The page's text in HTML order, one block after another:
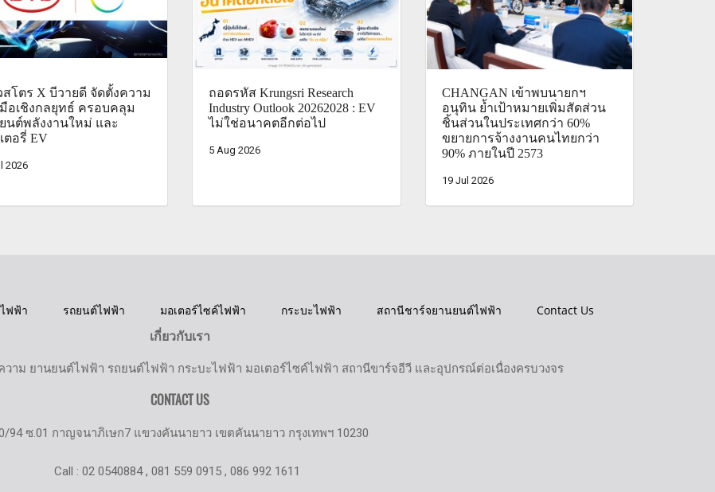
สโตร X บีวายดี จัดตั้งความ
อเชิงกลยุทธ์ ครอบคลุม
นต์พลังงานใหม่ และ
ตอรี่ EV
2026
ถอดรหัส Krungsri Research
Industry Outlook 20262028 : EV
ไม่ใช่อนาคตอีกต่อไป
5 Aug 2026
CHANGAN เข้าพบนายกฯ
อนุทิน ย้ำเป้าหมายเพิ่มสัดส่วน
ชิ้นส่วนในประเทศกว่า 60%
ขยายการจ้างงานคนไทยกว่า
90% ภายในปี 2573
19 Jul 2026
ฟฟ้า รถยนต์ไฟฟ้า มอเตอร์ไซค์ไฟฟ้า กระบะไฟฟ้า สถานีชาร์จยานยนต์ไฟฟ้า
Contact Us
เกี่ยวกับเรา
ความ ยานยนต์ไฟฟ้า รถยนต์ไฟฟ้า กระบะไฟฟ้า มอเตอร์ไซค์ไฟฟ้า สถานีขาร์จอีวี และอุปกรณ์ต่อเนื่องครบวงจร
CONTACT US
94 ซ.01 กาญจนาภิเษก7 แขวงคันนายาว เขตคันนายาว กรุงเทพฯ 10230
Call : 02 0540884 , 081 559 0915 , 086 992 1611